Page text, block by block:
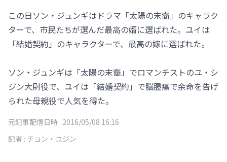
この日ソン・ジュンギはドラマ「太陽の末裔」のキャラク
ターで、市民たちが選んだ最高の婿に選ばれた。ユイは
「結婚契約」のキャラクターで、最高の嫁に選ばれた。
ソン・ジュンギは「太陽の末裔」でロマンチストのユ・シ
ジン大尉役で、ユイは「結婚契約」で脳腫瘍で余命を告げ
られた母親役で人気を得た。
元記事配信日時 : 2016/05/08 16:16
記者 : チョン・ユジン